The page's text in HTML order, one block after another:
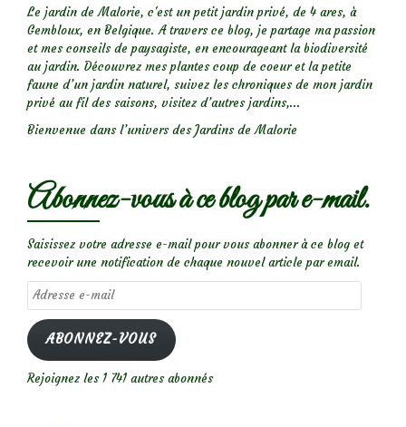
Le jardin de Malorie, c'est un petit jardin privé, de 4 ares, à
Gembloux, en Belgique. A travers ce blog, je partage ma passion
et mes conseils de paysagiste, en encourageant la biodiversité
au jardin. Découvrez mes plantes coup de coeur et la petite
faune d’un jardin naturel, suivez les chroniques de mon jardin
privé au fil des saisons, visitez d’autres jardins,...
Bienvenue dans l’univers des Jardins de Malorie
Abonnez-vous à ce blog par e-mail.
Saisissez votre adresse e-mail pour vous abonner à ce blog et
recevoir une notification de chaque nouvel article par email.
Adresse
e-
mail
ABONNEZ-VOUS
Rejoignez les 1 741 autres abonnés